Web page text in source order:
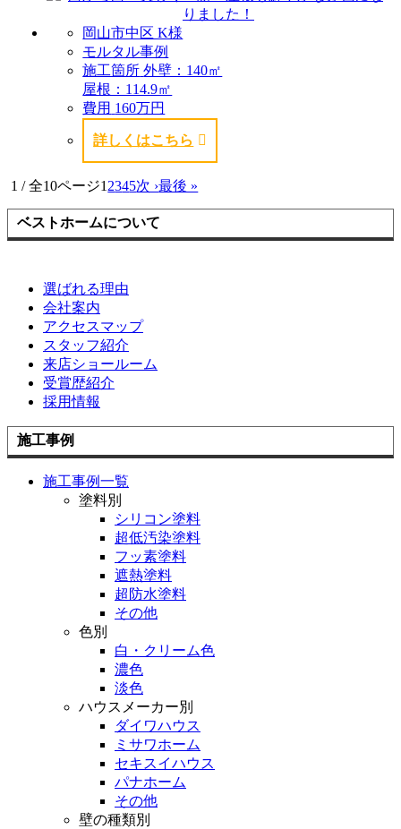
岡山市中区 K様
モルタル事例
施工箇所 外壁：140㎡
屋根：114.9㎡
費用 160万円
詳しくはこちら
1 / 全10ページ1 2345次 ›最後 »
ベストホームについて
選ばれる理由
会社案内
アクセスマップ
スタッフ紹介
来店ショールーム
受賞歴紹介
採用情報
施工事例
施工事例一覧
塗料別
シリコン塗料
超低汚染塗料
フッ素塗料
遮熱塗料
超防水塗料
その他
色別
白・クリーム色
濃色
淡色
ハウスメーカー別
ダイワハウス
ミサワホーム
セキスイハウス
パナホーム
その他
壁の種類別